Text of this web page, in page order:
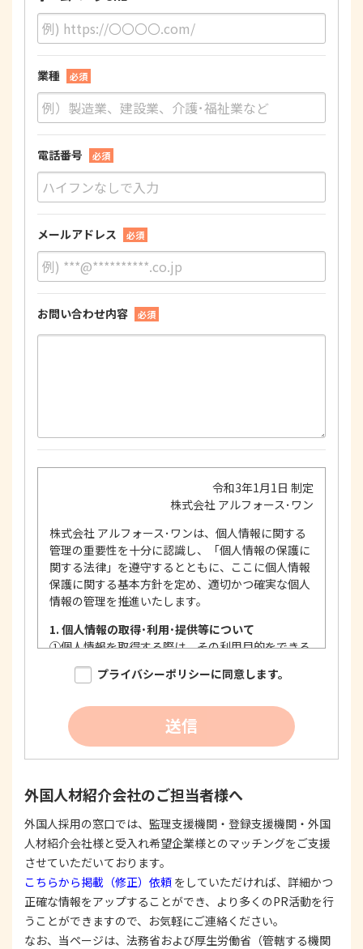
業種 必須
電話番号 必須
メールアドレス 必須
お問い合わせ内容 必須
令和3年1月1日 制定
株式会社 アルフォース･ワン
株式会社 アルフォース･ワンは、個人情報に関する
管理の重要性を十分に認識し、「個人情報の保護に
関する法律」を遵守するとともに、ここに個人情報
保護に関する基本方針を定め、適切かつ確実な個人
情報の管理を推進いたします。
1. 個人情報の取得･利用･提供等について
①個人情報を取得する際は、その利用目的をできる
限り明確に特定し、その目的達成に必要な限度に
おいて適法かつ公正な手段を用い、同意を得て取
個人情報を利用する際は、本人に明示、通知、ま
たは公表した利用目的の範囲内に限定し、それに
反する目的外利用を行なわないための措置を講じ
する際は、本人が同意を与えた利用目的の範囲内
で、適法にこれを行います。
2. 安全対策の実施について
個人情報の正確性およびその利用の安全性を確保す
るため、情報セキュリティ対策を始めとする安全措
置を構築し、個人情報への不正アクセス、個人情報
の漏洩、滅失または毀損等の的確な防止とセキュリ
ティの是正に努めます。
プライバシーポリシーに同意します。
送信
外国人材紹介会社のご担当者様へ
外国人採用の窓口では、監理支援機関・登録支援機関・外国
人材紹介会社様と受入れ希望企業様とのマッチングをご支援
させていただいております。
こちらから掲載（修正）依頼 をしていただければ、詳細かつ
正確な情報をアップすることができ、より多くのPR活動を行
うことができますので、お気軽にご連絡ください。
なお、当ページは、法務省および厚生労働省（管轄する機関